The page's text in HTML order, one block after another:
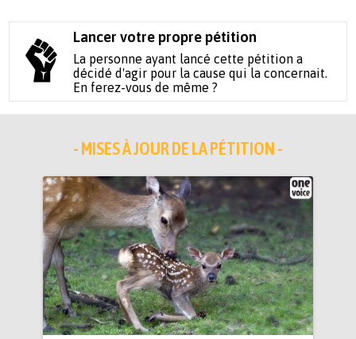
Lancer votre propre pétition
La personne ayant lancé cette pétition a
décidé d'agir pour la cause qui la concernait.
En ferez-vous de même ?
- MISES À JOUR DE LA PÉTITION -